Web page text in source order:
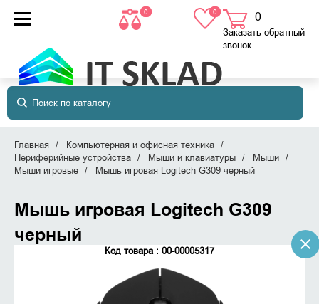
0 0 0
в корзине
Заказать обратный
звонок
Главная
Компьютерная и офисная техника
Периферийные устройства
Мыши и клавиатуры
Мыши
Мыши игровые
Мышь игровая Logitech G309 черный
Мышь игровая Logitech G309
черный
Код товара : 00-00005317